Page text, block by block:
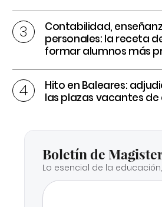
Contabilidad,
personales: la receta
formar alumnos más
Hito en Baleares:
las plazas vacantes
Boletín de
Lo esencial de la